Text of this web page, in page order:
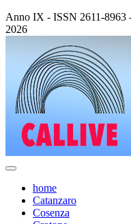
Anno IX - ISSN 2611-8963
2026
home
Catanzaro
Cosenza